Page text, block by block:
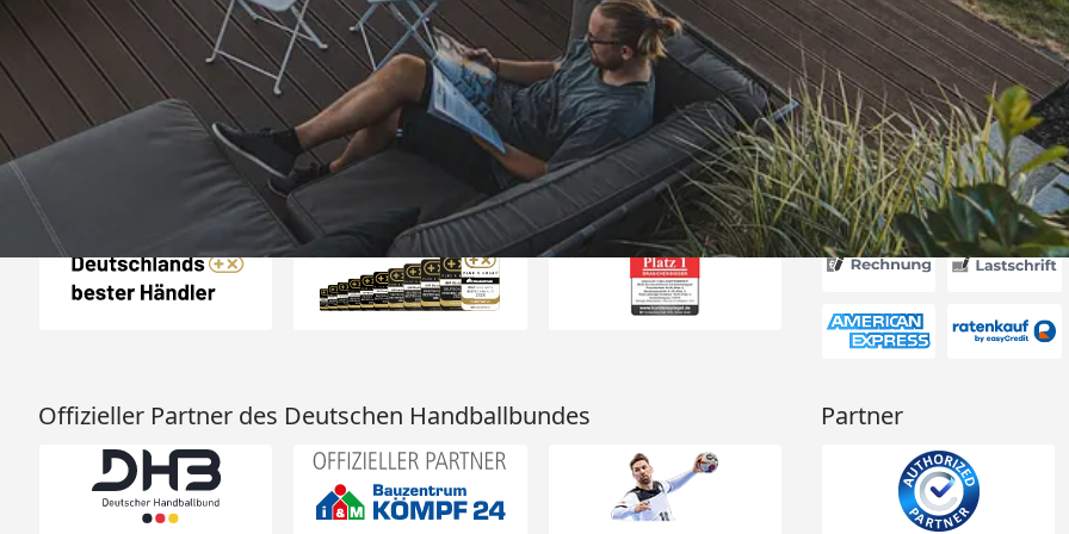
4,81/ 5
25.957 Bewertungen
„- Retouren Bearbeitung wurde
umgehend erledigt“
04.08.2026
Auszeichnungen Akzeptierte
Offizieller Partner des Deutschen Handballbundes Partner